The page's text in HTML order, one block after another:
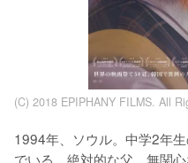
(C) 2018 EPIPHANY FILMS. All
1994年、ソウル。中学2年
でいる。絶対的な父、無関